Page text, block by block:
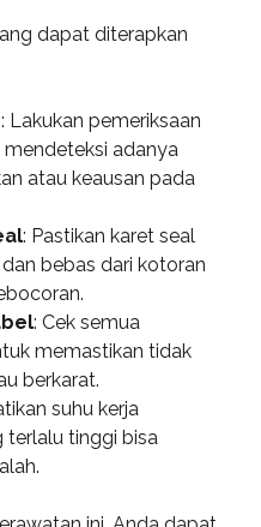
dapat diterapkan
: Lakukan pemeriksaan
adanya
atau keausan pada
: Pastikan karet seal
bebas dari kotoran
: Cek semua
memastikan tidak
berkarat.
suhu kerja
terlalu tinggi bisa